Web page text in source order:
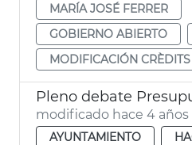
MARÍA JOSÉ FERRER
GOBIERNO ABIERTO
MODIFICACIÓN CRÈDITS
modificado hace 4 años
AYUNTAMIENTO